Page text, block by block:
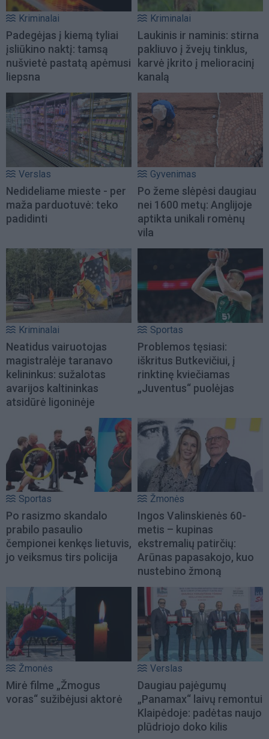
Kriminalai
Padegėjas į kiemą tyliai
įsliūkino naktį: tamsą
nušvietė pastatą apėmusi
liepsna
Kriminalai
Laukinis ir naminis: stirna
pakliuvo į žvejų tinklus,
karvė įkrito į melioracinį
kanalą
Verslas
Nedideliame mieste - per
maža parduotuvė: teko
padidinti
Gyvenimas
Po žeme slėpėsi daugiau
nei 1600 metų: Anglijoje
aptikta unikali romėnų
vila
Kriminalai
Neatidus vairuotojas
magistralėje taranavo
kelininkus: sužalotas
avarijos kaltininkas
atsidūrė ligoninėje
Sportas
Problemos tęsiasi:
iškritus Butkevičiui, į
rinktinę kviečiamas
„Juventus“ puolėjas
Sportas
Po rasizmo skandalo
prabilo pasaulio
čempionei kenkęs lietuvis,
jo veiksmus tirs policija
Žmonės
Ingos Valinskienės 60-
metis – kupinas
ekstremalių patirčių:
Arūnas papasakojo, kuo
nustebino žmoną
Žmonės
Mirė filme „Žmogus
voras“ sužibėjusi aktorė
Verslas
Daugiau pajėgumų
„Panamax“ laivų remontui
Klaipėdoje: padėtas naujo
plūdriojo doko kilis